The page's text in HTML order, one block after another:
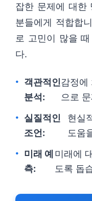
잡한 문제에 대한
분들에게 적합합
로 고민이 많을
다.
객관적인
분석:
감정에
으로
실질적인
조언:
현실
도움
미래 예
측:
미래에
도록 돕